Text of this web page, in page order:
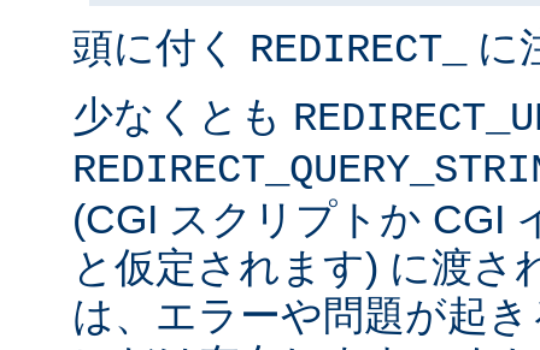
頭に付く REDIRECT_
に
少なくとも
(CGI スクリプトか CGI
と仮定されます) に渡さ
は、エラーや問題が起